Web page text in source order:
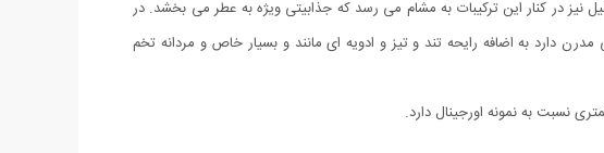
نیز در کنار این ترکیبات به مشام می رسد که جذابیتی ویژه به عطر می بخشد. در
دارد به اضافه رایحه تند و تیز و ادویه ای مانند و بسیار خاص و مردانه تخم
نسبت به نمونه اورجینال دارد.